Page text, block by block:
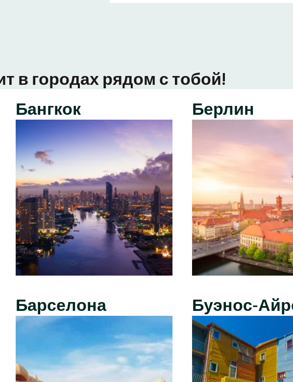
в городах рядом с тобой!
Бангкок
Барселона
Берлин
Буэнос-